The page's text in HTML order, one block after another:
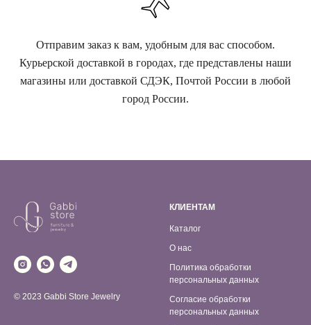
Отправим заказ к вам, удобным для вас способом.
Курьерской доставкой в городах, где представлены наши
магазины или доставкой СДЭК, Почтой России в любой
город России.
© 2023 Gabbi Store Jewelry
КЛИЕНТАМ
Каталог
О нас
Политика обработки
персональных данных
Согласие обработки
персональных данных